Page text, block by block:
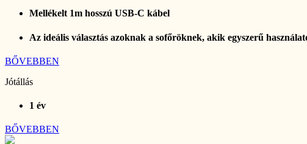
Mellékelt 1m hosszú USB-C kábel
Az ideális választás azoknak a sofőröknek, akik egyszerű
BŐVEBBEN
Jótállás
1 év
BŐVEBBEN